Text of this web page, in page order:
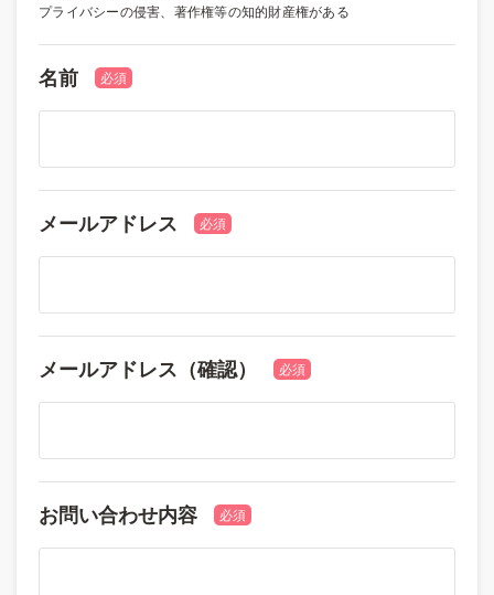
プライバシーの侵害、著作権等の知的財産権がある
名前 必須
メールアドレス 必須
メールアドレス（確認） 必須
お問い合わせ内容 必須